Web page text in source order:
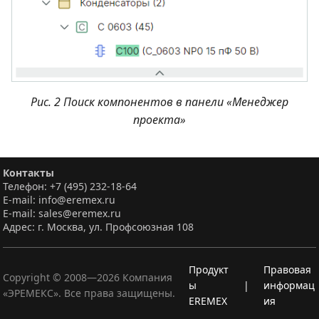
Рис. 2 Поиск компонентов в панели «Менеджер
проекта»
Контакты
Телефон: +7 (495) 232-18-64
E-mail: info@eremex.ru
E-mail: sales@eremex.ru
Адрес: г. Москва, ул. Профсоюзная 108
Copyright © 2008—2026 Компания
«ЭРЕМЕКС». Все права защищены.
Продукт
ы
EREMEX
|
Правовая
информац
ия